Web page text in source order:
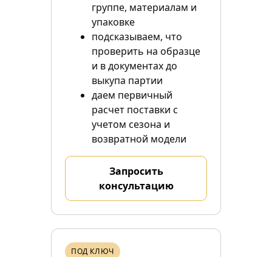
группе, материалам и
упаковке
подсказываем, что
проверить на образце
и в документах до
выкупа партии
даем первичный
расчет поставки с
учетом сезона и
возвратной модели
Запросить
консультацию
ПОД КЛЮЧ